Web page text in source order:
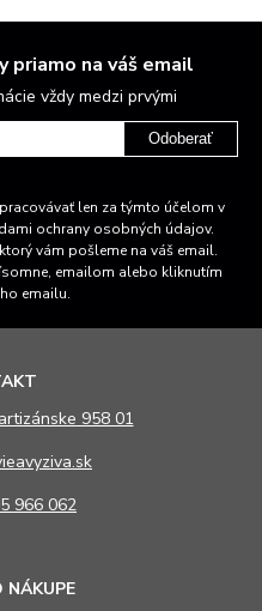
priamo na váš email
vždy medzi prvými
Odoberať
len za týmto účelom v
ochrany osobných údajov.
vám pošleme na váš email.
emailom alebo kliknutím
emailu.
958 01
966 062
NÁKUPE